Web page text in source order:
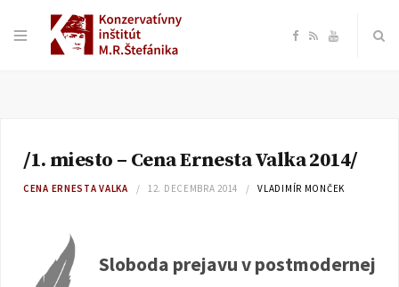
F
e
R Y
T
/1. miesto – Cena Ernesta Valka 2014/
CENA ERNESTA VALKA 12. DECEMBRA 2014 VLADIMÍR MONČEK
Sloboda prejavu v postmodernej